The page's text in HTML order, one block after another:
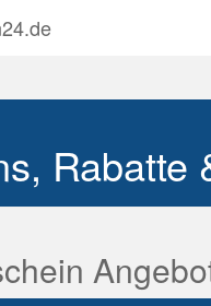
Rabatte